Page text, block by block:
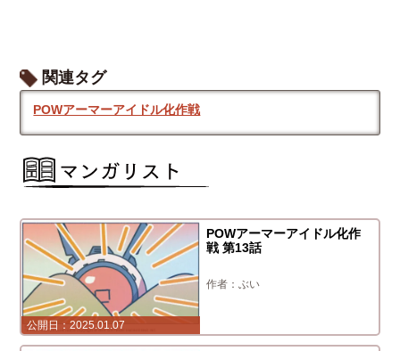
関連タグ
POWアーマーアイドル化作戦
2025.01.07
POWアーマーアイドル化作
戦 第13話
ぶい